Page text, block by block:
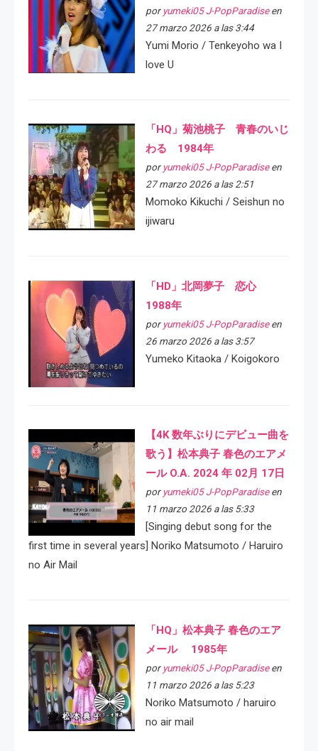
por yumeki05 J-PopParadiseen
27 marzo 2026 a las 3:44
Yumi Morio / Tenkeyoho wa I
love U
「HQ」菊池桃子 青春のいじ
わる 1984年
por yumeki05 J-PopParadiseen
27 marzo 2026 a las 2:51
Momoko Kikuchi / Seishun no
ijiwaru
「HD」北岡夢子 恋心
1988年
por yumeki05 J-PopParadiseen
26 marzo 2026 a las 3:57
Yumeko Kitaoka / Koigokoro
【4K 数年ぶりにデビュー曲を
歌う】松本典子 春色のエアメ
ール O.A. 2024 年 02月 17日
por yumeki05 J-PopParadiseen
11 marzo 2026 a las 5:33
[Singing debut song for the
first time in several years] Noriko Matsumoto / Haruiro
no Air Mail
「HQ」松本典子 春色のエア
メール 1985年
por yumeki05 J-PopParadiseen
11 marzo 2026 a las 5:23
Noriko Matsumoto / haruiro
no air mail